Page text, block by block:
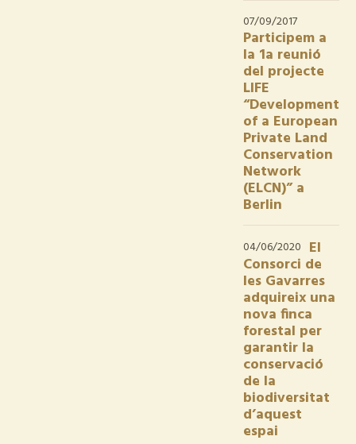
07/09/2017
Participem a
la 1a reunió
del projecte
LIFE
“Development
of a European
Private Land
Conservation
Network
(ELCN)” a
Berlin
04/06/2020 El
Consorci de
les Gavarres
adquireix una
nova finca
forestal per
garantir la
conservació
de la
biodiversitat
d’aquest
espai